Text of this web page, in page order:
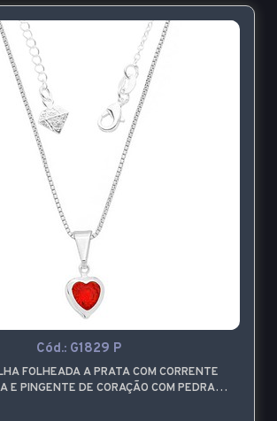
Cód.: G1829 P
FOLHEADA A PRATA COM CORRENTE
E PINGENTE DE CORAÇÃO COM PEDRA